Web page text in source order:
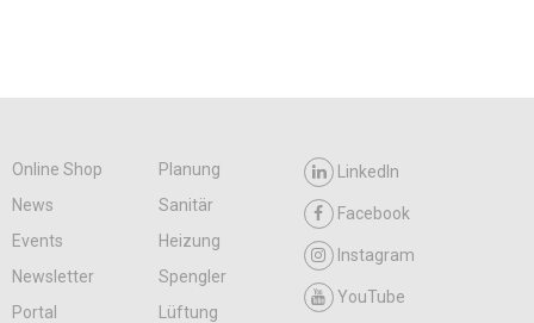
Online Shop
Planung
News
Sanitär
Events
Heizung
Newsletter
Spengler
Portal
Lüftung
LinkedIn
Facebook
Instagram
YouTube